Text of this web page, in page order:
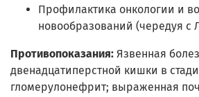
Профилактика онкологии и
новообразований (чередуя с
Противопоказания: Язвенная
двенадцатиперстной кишки в
гломерулонефрит; выраженная